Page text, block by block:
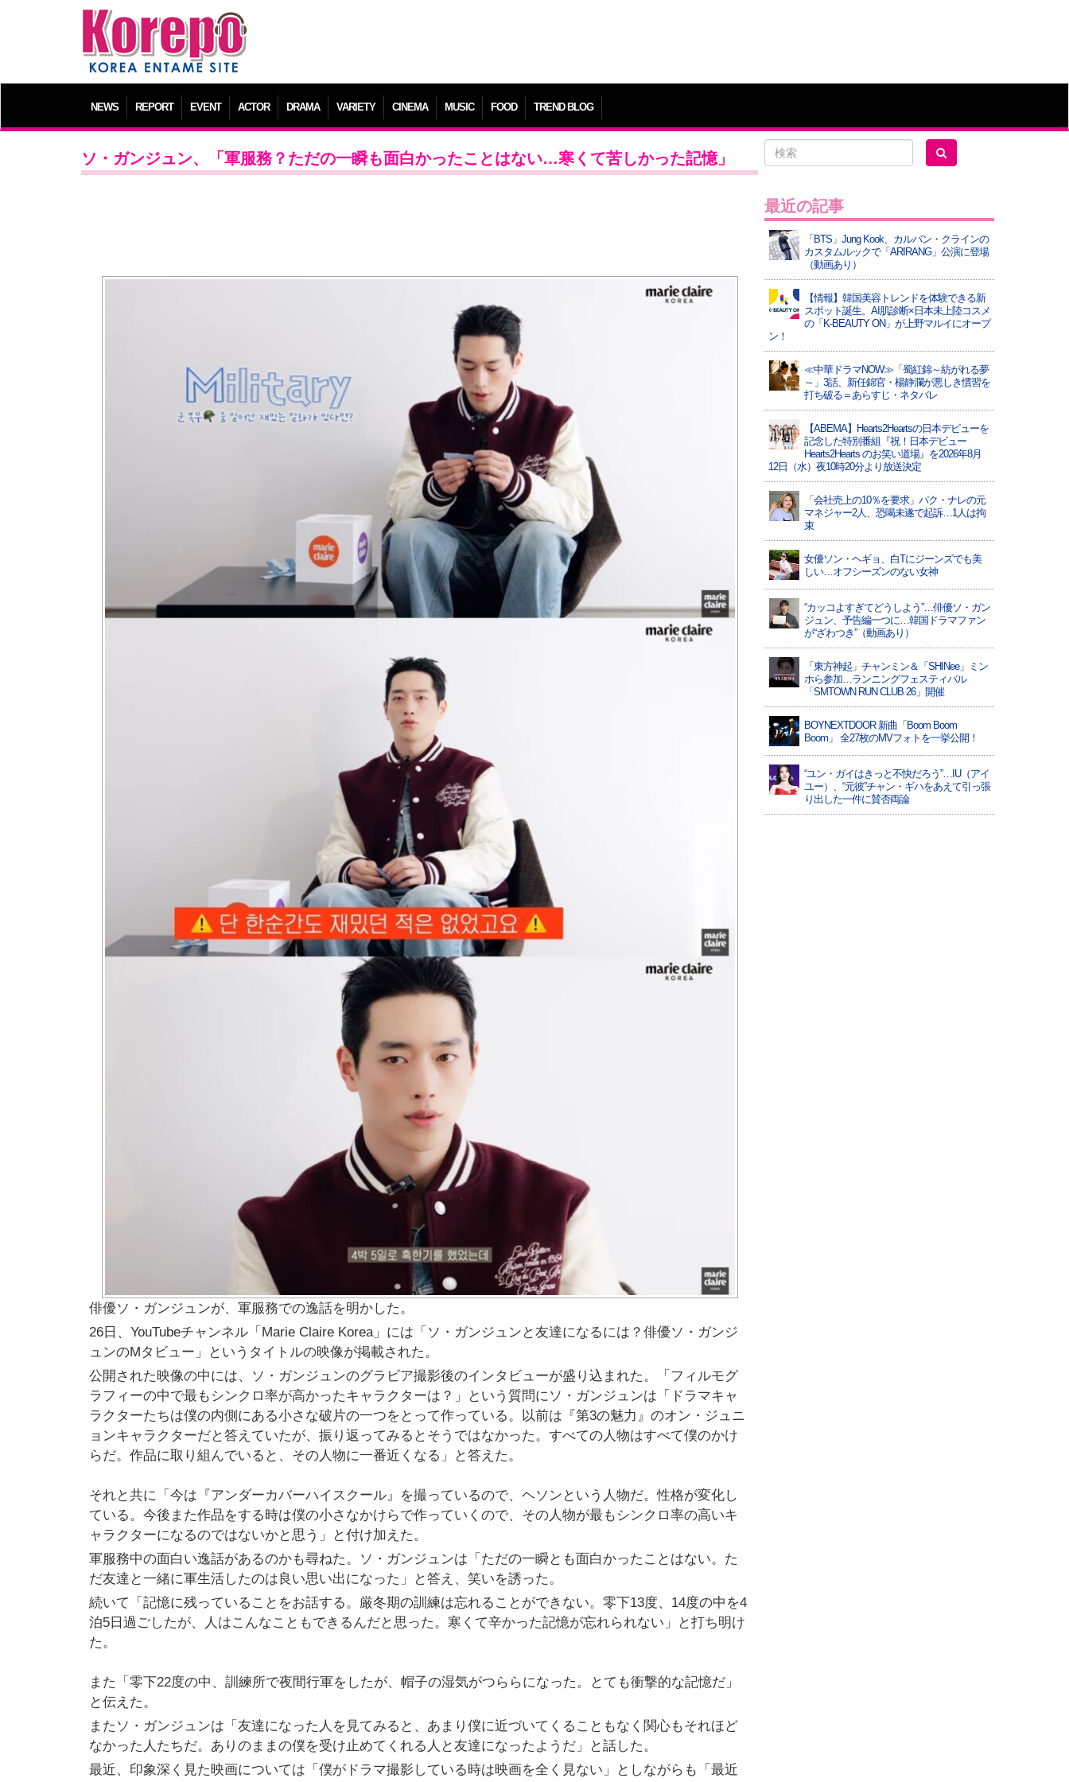
NEWS REPORT EVENT ACTOR DRAMA VARIETY CINEMA MUSIC FOOD TREND BLOG
ソ・ガンジュン、「軍服務？ただの一瞬も面白かったことはない…寒くて苦しかった記憶」
俳優ソ・ガンジュンが、軍服務での逸話を明かした。
26日、YouTubeチャンネル「Marie Claire Korea」には「ソ・ガンジュンと友達になるには？俳優ソ・ガンジ
ュンのMタビュー」というタイトルの映像が掲載された。
公開された映像の中には、ソ・ガンジュンのグラビア撮影後のインタビューが盛り込まれた。「フィルモグ
ラフィーの中で最もシンクロ率が高かったキャラクターは？」という質問にソ・ガンジュンは「ドラマキャ
ラクターたちは僕の内側にある小さな破片の一つをとって作っている。以前は『第3の魅力』のオン・ジュニ
ョンキャラクターだと答えていたが、振り返ってみるとそうではなかった。すべての人物はすべて僕のかけ
らだ。作品に取り組んでいると、その人物に一番近くなる」と答えた。
それと共に「今は『アンダーカバーハイスクール』を撮っているので、ヘソンという人物だ。性格が変化し
ている。今後また作品をする時は僕の小さなかけらで作っていくので、その人物が最もシンクロ率の高いキ
ャラクターになるのではないかと思う」と付け加えた。
軍服務中の面白い逸話があるのかも尋ねた。ソ・ガンジュンは「ただの一瞬とも面白かったことはない。た
だ友達と一緒に軍生活したのは良い思い出になった」と答え、笑いを誘った。
続いて「記憶に残っていることをお話する。厳冬期の訓練は忘れることができない。零下13度、14度の中を4
泊5日過ごしたが、人はこんなこともできるんだと思った。寒くて辛かった記憶が忘れられない」と打ち明け
た。
また「零下22度の中、訓練所で夜間行軍をしたが、帽子の湿気がつららになった。とても衝撃的な記憶だ」
と伝えた。
またソ・ガンジュンは「友達になった人を見てみると、あまり僕に近づいてくることもなく関心もそれほど
なかった人たちだ。ありのままの僕を受け止めてくれる人と友達になったようだ」と話した。
最近、印象深く見た映画については「僕がドラマ撮影している時は映画を全く見ない」としながらも「最近
最近の記事
「BTS」Jung Kook、カルバン・クラインの
カスタムルックで「ARIRANG」公演に登場
（動画あり）
【情報】韓国美容トレンドを体験できる新
スポット誕生。AI肌診断×日本未上陸コスメ
の「K-BEAUTY ON」が上野マルイにオープ
ン！
≪中華ドラマNOW≫「蜀紅錦～紡がれる夢
～」3話、新任錦官・楊静瀾が悪しき慣習を
打ち破る＝あらすじ・ネタバレ
【ABEMA】Hearts2Heartsの日本デビューを
記念した特別番組『祝！日本デビュー
Hearts2Hearts のお笑い道場』を2026年8月
12日（水）夜10時20分より放送決定
「会社売上の10％を要求」パク・ナレの元
マネジャー2人、恐喝未遂で起訴…1人は拘
束
女優ソン・ヘギョ、白Tにジーンズでも美
しい…オフシーズンのない女神
“カッコよすぎてどうしよう”…俳優ソ・ガン
ジュン、予告編一つに…韓国ドラマファン
が“ざわつき”（動画あり）
「東方神起」チャンミン＆「SHINee」ミン
ホら参加…ランニングフェスティバル
「SMTOWN RUN CLUB 26」開催
BOYNEXTDOOR 新曲「Boom Boom
Boom」 全27枚のMVフォトを一挙公開！
“ユン・ガイはきっと不快だろう”…IU（アイ
ユー）、“元彼”チャン・ギハをあえて引っ張
り出した一件に賛否両論